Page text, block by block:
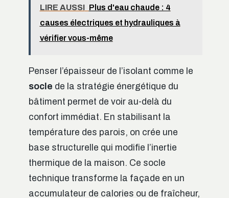
LIRE AUSSI Plus d'eau chaude : 4
causes électriques et hydrauliques à
vérifier vous-même
Penser l’épaisseur de l’isolant comme le
socle de la stratégie énergétique du
bâtiment permet de voir au-delà du
confort immédiat. En stabilisant la
température des parois, on crée une
base structurelle qui modifie l’inertie
thermique de la maison. Ce socle
technique transforme la façade en un
accumulateur de calories ou de fraîcheur,